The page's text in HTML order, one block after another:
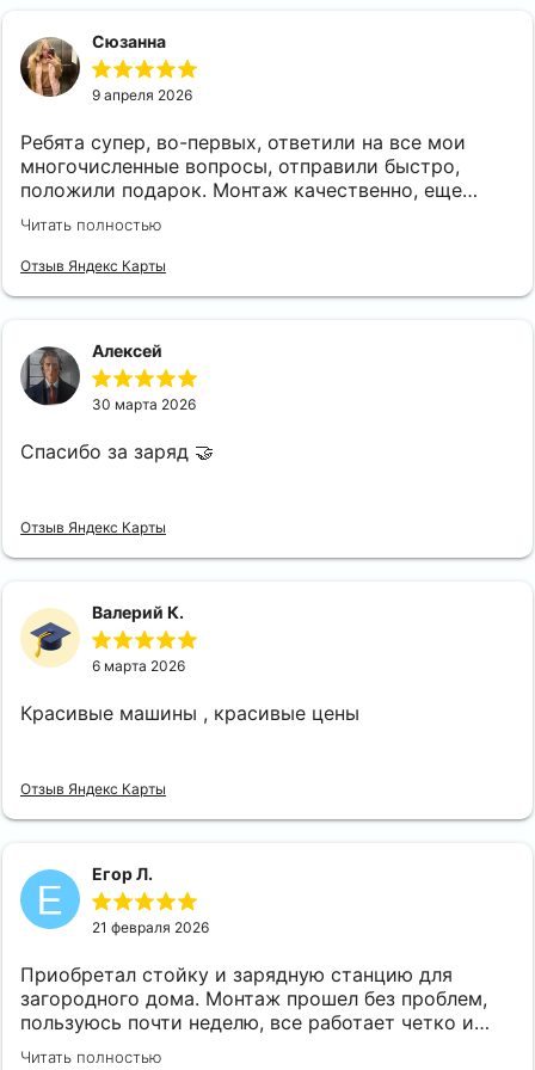
Сюзанна
9 апреля 2026
Ребята супер, во-первых, ответили на все мои
многочисленные вопросы, отправили быстро,
положили подарок. Монтаж качественно, еще
звонила несколько раз, ответили подробно.
РЕКОМЕНДУЮ!!!
Читать полностью
Отзыв Яндекс Карты
Алексей
30 марта 2026
Спасибо за заряд 🤝
Отзыв Яндекс Карты
Валерий К.
6 марта 2026
Красивые машины , красивые цены
Отзыв Яндекс Карты
Егор Л.
21 февраля 2026
Приобретал стойку и зарядную станцию для
загородного дома. Монтаж прошел без проблем,
пользуюсь почти неделю, все работает четко и
быстро. Так же отмечу, что консультант оставался
Читать полностью